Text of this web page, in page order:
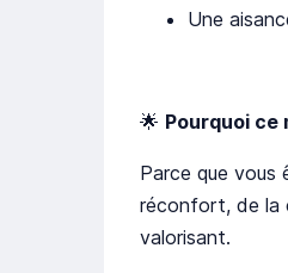
Une
🌟 Pourquoi ce
Parce que vous
réconfort, de la
valorisant.